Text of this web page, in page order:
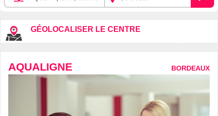
GÉOLOCALISER LE CENTRE
AQUALIGNE BORDEAUX